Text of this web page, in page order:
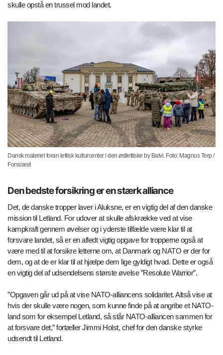
skulle opstå en trussel mod landet.
Dansk materiel foran lettisk kulturcenter i den østlettiske by Balvi. Foto: Magnus Terp /
Forsvaret
Den bedste forsikring er en stærk alliance
Det, de danske tropper laver i Aluksne, er en vigtig del af den danske
mission til Letland. For udover at skulle afskrække ved at vise
kampkraft gennem øvelser og i yderste tilfælde være klar til at
forsvare landet, så er en afledt vigtig opgave for tropperne også at
være med til at forsikre letterne om, at Danmark og NATO er der for
dem, og at de er klar til at hjælpe dem lige gyldigt hvad. Dette er også
en vigtig del af udsendelsens største øvelse ”Resolute Warrior”.
”Opgaven går ud på at vise NATO-alliancens solidaritet. Altså vise at
hvis der skulle være nogen, som kunne finde på at angribe et NATO-
land som for eksempel Letland, så står NATO-alliancen sammen for
at forsvare det,” fortæller Jimmi Holst, chef for den danske styrke
udsendt til Letland.